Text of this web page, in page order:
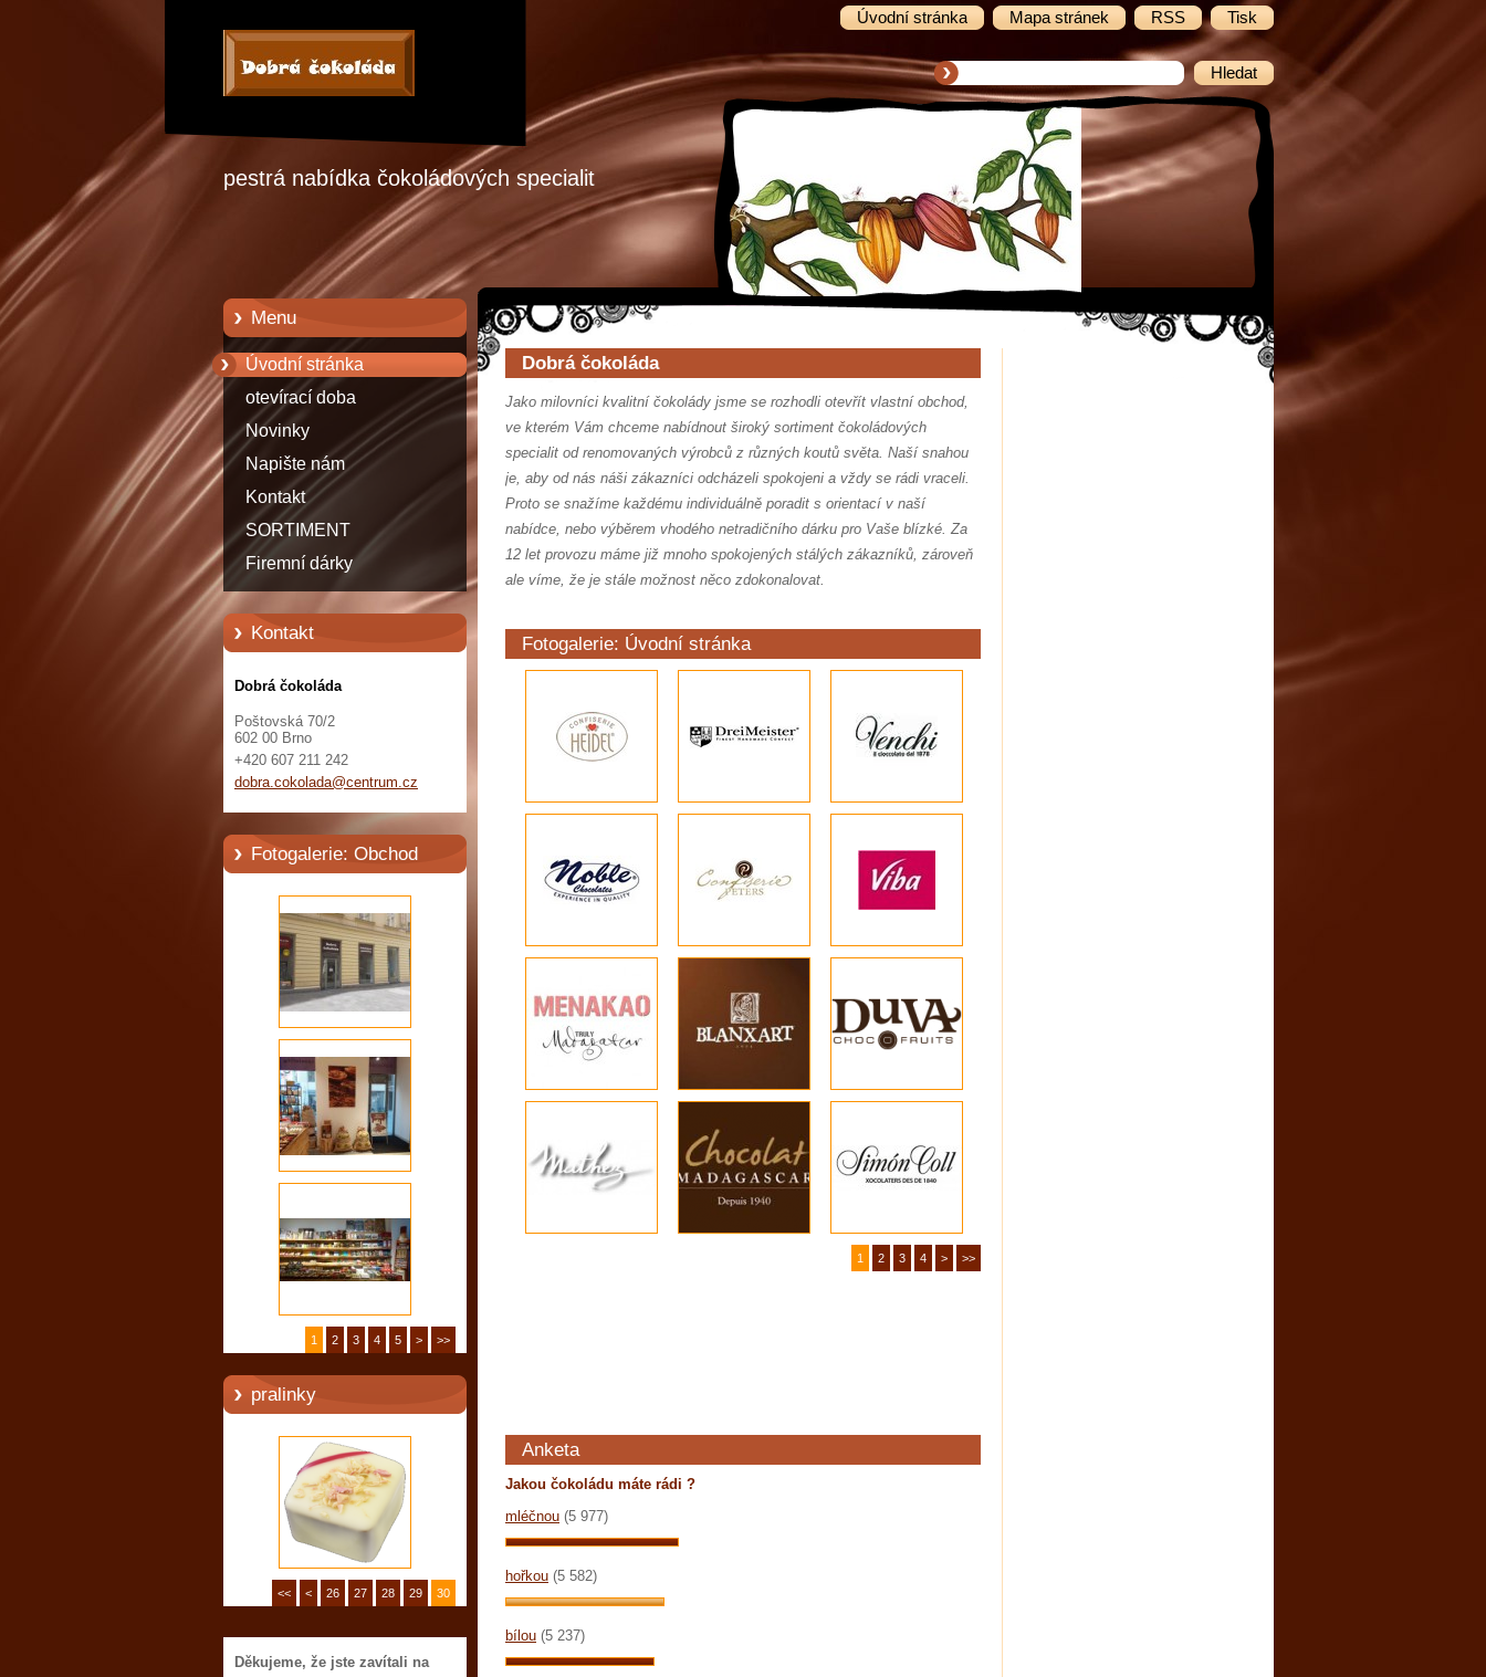
Úvodní stránka Mapa stránek RSS Tisk
pestrá nabídka čokoládových specialit
Menu
Úvodní stránka
otevírací doba
Novinky
Napište nám
Kontakt
SORTIMENT
Firemní dárky
Kontakt
Dobrá čokoláda
Poštovská 70/2
602 00 Brno
+420 607 211 242
dobra.cokolada@centrum.cz
Fotogalerie: Obchod
DOBRÁ ČOKOLÁDA
1 2 3 4 5 > >>
pralinky
<< < 26 27 28 29 30
Děkujeme, že jste zavítali na
Dobrá čokoláda
Jako milovníci kvalitní čokolády jsme se rozhodli otevřít vlastní obchod,
ve kterém Vám chceme nabídnout široký sortiment čokoládových
specialit od renomovaných výrobců z různých koutů světa. Naší snahou
je, aby od nás náši zákazníci odcházeli spokojeni a vždy se rádi vraceli.
Proto se snažíme každému individuálně poradit s orientací v naší
nabídce, nebo výběrem vhodého netradičního dárku pro Vaše blízké. Za
12 let provozu máme již mnoho spokojených stálých zákazníků, zároveň
ale víme, že je stále možnost něco zdokonalovat.
Fotogalerie: Úvodní stránka
1 2 3 4 > >>
Anketa
Jakou čokoládu máte rádi ?
mléčnou (5 977)
hořkou (5 582)
bílou (5 237)